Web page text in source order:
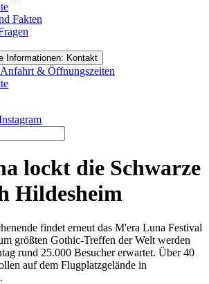
Fakten
Informationen: Kontakt
& Öffnungszeiten
lockt die Schwarze
Hildesheim
findet erneut das M'era Luna Festival
größten Gothic-Treffen der Welt werden
rund 25.000 Besucher erwartet. Über 40
auf dem Flugplatzgelände in